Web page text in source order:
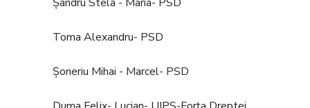
Toma Alexandru- PSD
Șoneriu Mihai - Marcel- PSD